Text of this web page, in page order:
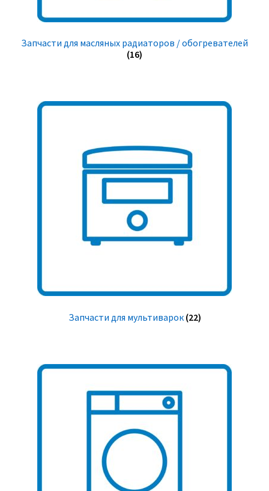
Запчасти для масляных радиаторов / обогревателей
(16)
Запчасти для мультиварок (22)